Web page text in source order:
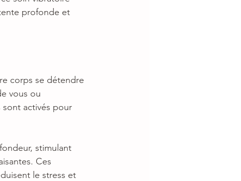
profonde et
corps se détendre
vous ou
activés pour
stimulant
Ces
le stress et